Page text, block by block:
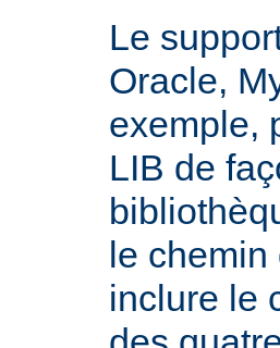
Le
Oracle,
exemple,
LIB de
le chemin
inclure le